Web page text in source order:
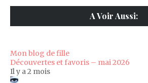
A Voir Aussi:
Mon blog de fille
Découvertes et favoris – mai 2026
Il y a 2 mois